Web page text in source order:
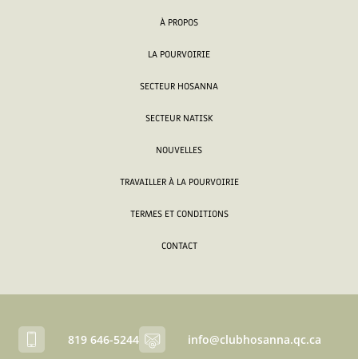
À PROPOS
LA POURVOIRIE
SECTEUR HOSANNA
SECTEUR NATISK
NOUVELLES
TRAVAILLER À LA POURVOIRIE
TERMES ET CONDITIONS
CONTACT
819 646-5244 info@clubhosanna.qc.ca